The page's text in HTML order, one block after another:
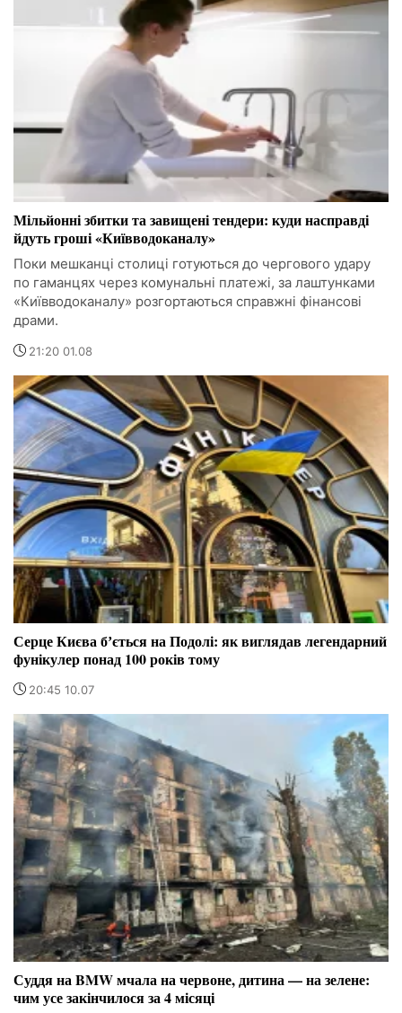
Мільйонні збитки та завищені тендери: куди насправді
йдуть гроші «Київводоканалу»
Поки мешканці столиці готуються до чергового удару
по гаманцях через комунальні платежі, за лаштунками
«Київводоканалу» розгортаються справжні фінансові
драми.
21:20 01.08
Серце Києва бʼється на Подолі: як виглядав легендарний
фунікулер понад 100 років тому
20:45 10.07
Суддя на BMW мчала на червоне, дитина — на зелене:
чим усе закінчилося за 4 місяці